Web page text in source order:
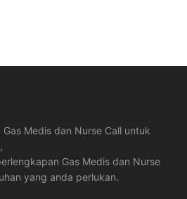
Medis dan Nurse Call untuk
Gas Medis dan Nurse
yang anda perlukan.